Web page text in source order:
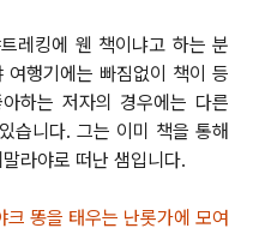
레킹에 웬 책이냐고 하는 분
행기에는 빠짐없이 책이 등
하는 저자의 경우에는 다른
습니다. 그는 이미 책을 통해
라야로 떠난 샘입니다.
똥을 태우는 난롯가에 모여